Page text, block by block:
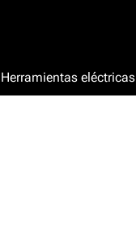
Herramientas eléctricas